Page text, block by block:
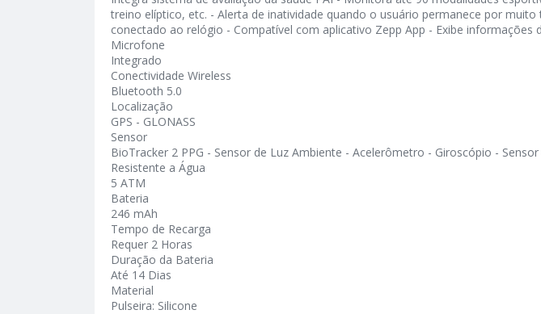
treino elíptico, etc. - Alerta de inatividade quando o usuário permanece por
conectado ao relógio - Compatível com aplicativo Zepp App - Exibe
Microfone
Integrado
Conectividade Wireless
Bluetooth 5.0
Localização
GPS - GLONASS
Sensor
BioTracker 2 PPG - Sensor de Luz Ambiente - Acelerômetro - Giroscópio -
Resistente a Água
5 ATM
Bateria
246 mAh
Tempo de Recarga
Requer 2 Horas
Duração da Bateria
Até 14 Dias
Material
Pulseira: Silicone